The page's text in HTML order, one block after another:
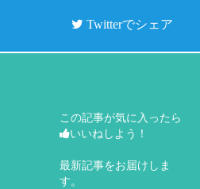
Twitterでシェア
この記事が気に入ったら
いいねしよう！
最新記事をお届けしま
す。